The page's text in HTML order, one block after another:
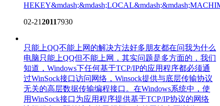
02-2120117930
只能上QQ不能上网的解决方法好多朋友都在问我为什么
电脑只能上QQ但不能上网，其实问题是多方面的，我们
知道，Windows下任何基于TCP/IP的应用程序都必须通
过WinSock接口访问网络，Winsock提供与底层传输协议
无关的高层数据传输编程接口。在Windows系统中，使
用WinSock接口为应用程序提供基于TCP/IP协议的网络